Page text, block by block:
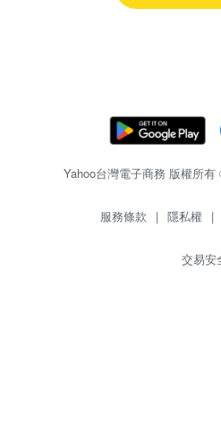
Yahoo台灣電子商務 版權所
服務條款 | 隱私權 |
交易安